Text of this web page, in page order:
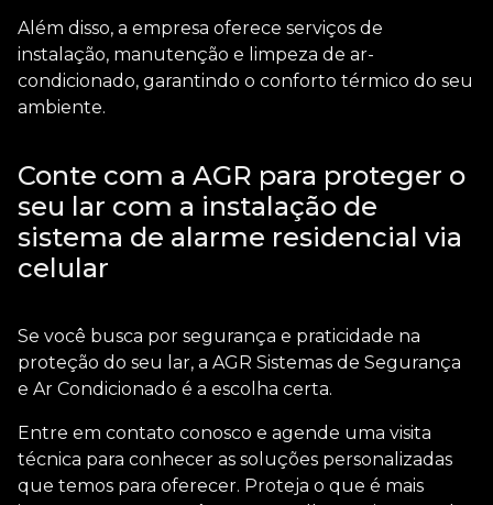
Além disso, a empresa oferece serviços de
instalação, manutenção e limpeza de ar-
condicionado, garantindo o conforto térmico do seu
ambiente.
Conte com a AGR para proteger o
seu lar com a instalação de
sistema de alarme residencial via
celular
Se você busca por segurança e praticidade na
proteção do seu lar, a AGR Sistemas de Segurança
e Ar Condicionado é a escolha certa.
Entre em contato conosco e agende uma visita
técnica para conhecer as soluções personalizadas
que temos para oferecer. Proteja o que é mais